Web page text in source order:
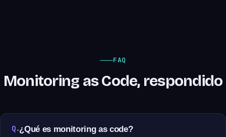
FAQ
Monitoring as Code, respondido
Q.¿Qué es monitoring as code?